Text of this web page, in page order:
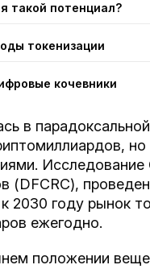
такой потенциал?
токенизации
кочевники
в
(DFCRC),
2030 году рынок
ежегодно.
положении